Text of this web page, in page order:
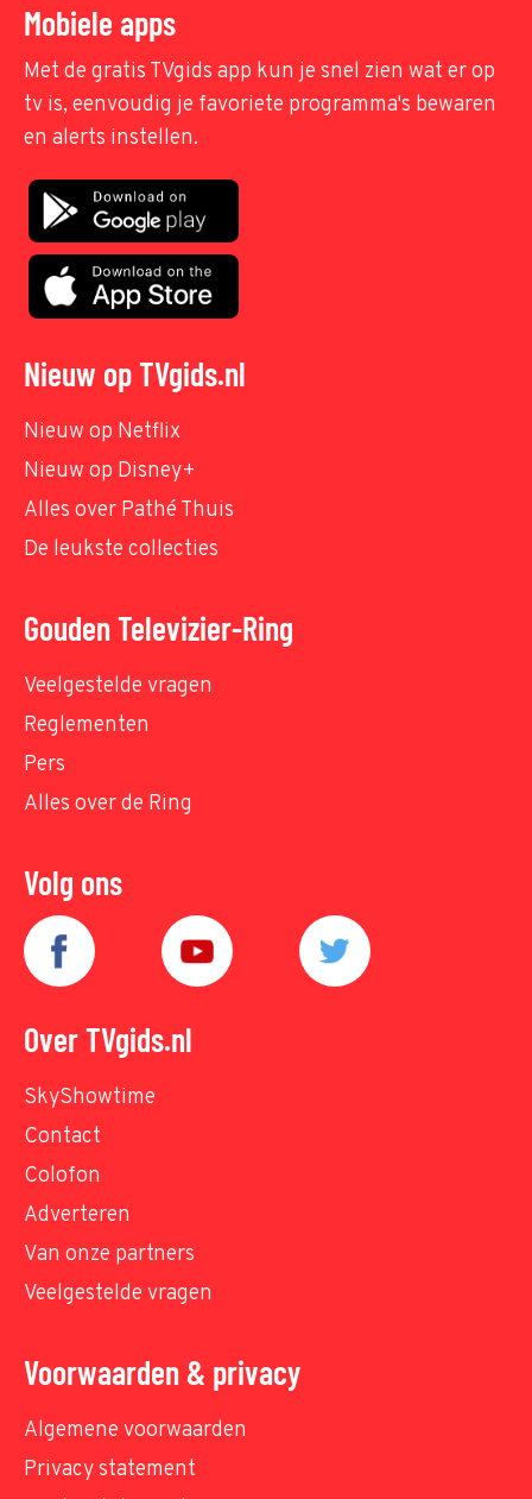
Mobiele apps
Met de gratis TVgids app kun je snel zien wat er op
tv is, eenvoudig je favoriete programma's bewaren
en alerts instellen.
Nieuw op TVgids.nl
Nieuw op Netflix
Nieuw op Disney+
Alles over Pathé Thuis
De leukste collecties
Gouden Televizier-Ring
Veelgestelde vragen
Reglementen
Pers
Alles over de Ring
Volg ons
Over TVgids.nl
SkyShowtime
Contact
Colofon
Adverteren
Van onze partners
Veelgestelde vragen
Voorwaarden & privacy
Algemene voorwaarden
Privacy statement